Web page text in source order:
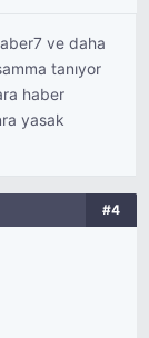
ve daha
tanıyor
haber
yasak
#4